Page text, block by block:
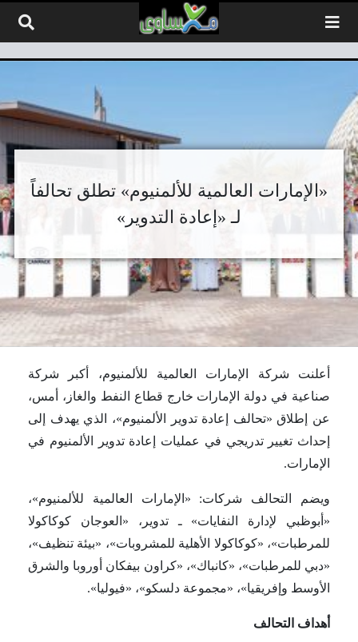
«الإمارات العالمية للألمنيوم» تطلق تحالفاً
لـ «إعادة التدوير»
أعلنت شركة الإمارات العالمية للألمنيوم، أكبر شركة
صناعية في دولة الإمارات خارج قطاع النفط والغاز، أمس،
عن إطلاق «تحالف إعادة تدوير الألمنيوم»، الذي يهدف إلى
إحداث تغيير تدريجي في عمليات إعادة تدوير الألمنيوم في
الإمارات.
ويضم التحالف شركات: «الإمارات العالمية للألمنيوم»،
«أبوظبي لإدارة النفايات» ـ تدوير، «العوجان كوكاكولا
للمرطبات»، «كوكاكولا الأهلية للمشروبات»، «بيئة تنظيف»،
«دبي للمرطبات»، «كانباك»، «كراون بيفكان أوروبا والشرق
الأوسط وإفريقيا»، «مجموعة دلسكو»، «فيوليا».
أهداف التحالف